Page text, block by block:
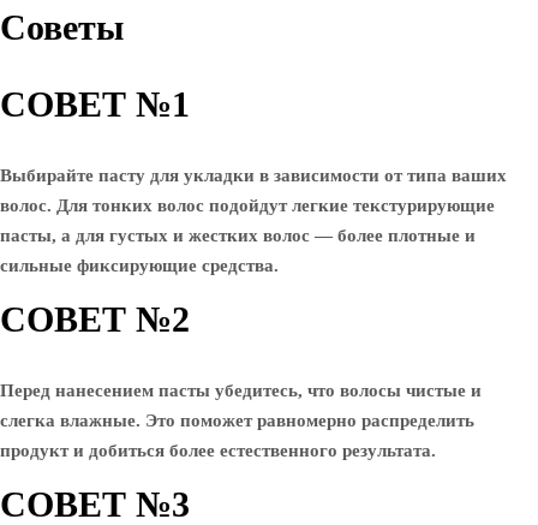
Советы
СОВЕТ №1
Выбирайте пасту для укладки в зависимости от типа ваших
волос. Для тонких волос подойдут легкие текстурирующие
пасты, а для густых и жестких волос — более плотные и
сильные фиксирующие средства.
СОВЕТ №2
Перед нанесением пасты убедитесь, что волосы чистые и
слегка влажные. Это поможет равномерно распределить
продукт и добиться более естественного результата.
СОВЕТ №3